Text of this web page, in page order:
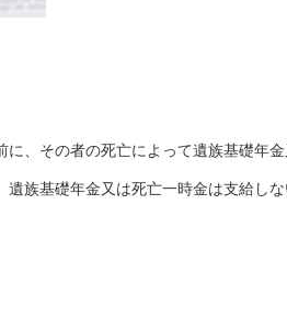
、その者の死亡によって遺族基礎年
族基礎年金又は死亡一時金は支給しな